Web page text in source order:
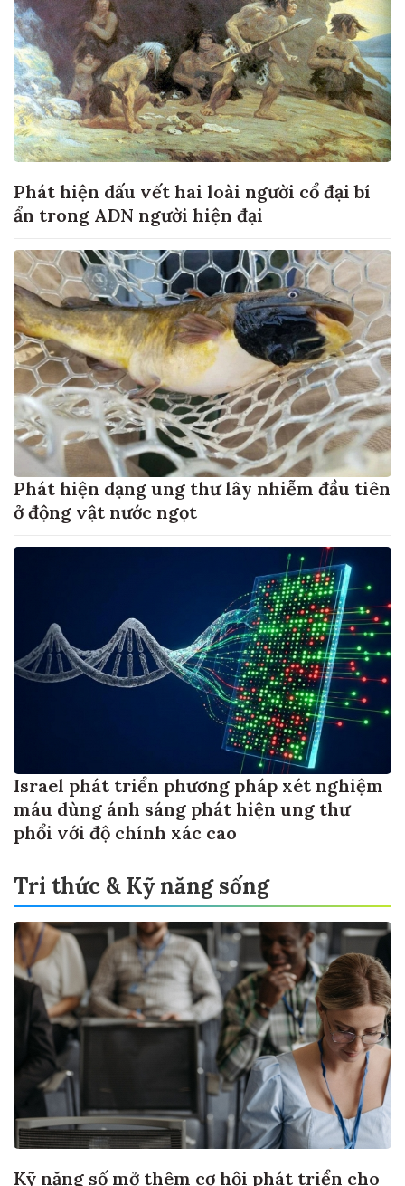
Phát hiện dấu vết hai loài người cổ đại bí
ẩn trong ADN người hiện đại
Phát hiện dạng ung thư lây nhiễm đầu tiên
ở động vật nước ngọt
Israel phát triển phương pháp xét nghiệm
máu dùng ánh sáng phát hiện ung thư
phổi với độ chính xác cao
Tri thức & Kỹ năng sống
Kỹ năng số mở thêm cơ hội phát triển cho